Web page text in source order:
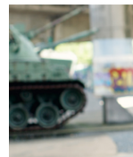
【「AFTEE先享後付
１．於結帳方式選擇「
結帳頁面，進行簡訊認
２．訂單成立數日內
３．收到繳費通知簡
ATM／網路銀行／等
※ 請注意：結帳手續完
購買商品的店家。未經
後付繳納相關費用。
※ 交易是否成功請以「
先付款後全家取貨
每筆NT$80，滿
7-11付款取貨
每筆NT$80，滿
先付款後7-11取貨